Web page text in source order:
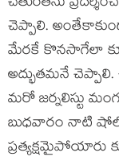
చెప్పాలి.
మేరకే కొనసాగేలా
అద్భుతమనే చెప్పాలి.
మరో జర్నలిస్టు
బుధవారం నాటి షోలో
ప్రత్యక్షమైపోయారు